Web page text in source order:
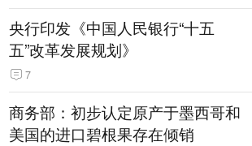
央行印发《中国人民银行“十五
五”改革发展规划》
7
商务部：初步认定原产于墨西哥和
美国的进口碧根果存在倾销